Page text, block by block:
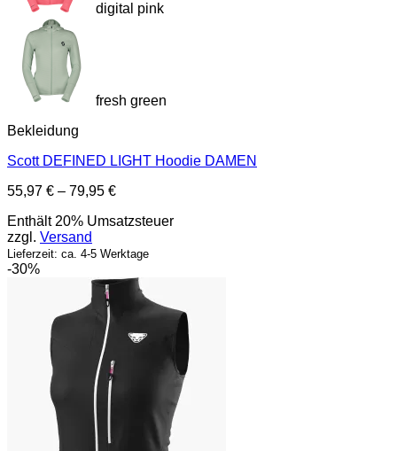
digital pink
fresh green
Bekleidung
Scott DEFINED LIGHT Hoodie DAMEN
55,97 € – 79,95 €Preisspanne:
bis
Enthält 20% Umsatzsteuer
zzgl. Versand
Lieferzeit: ca. 4-5 Werktage
-30%